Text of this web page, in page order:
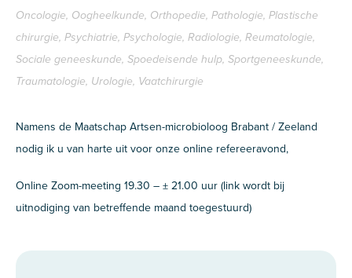
Oncologie, Oogheelkunde, Orthopedie, Pathologie, Plastische
chirurgie, Psychiatrie, Psychologie, Radiologie, Reumatologie,
Sociale geneeskunde, Spoedeisende hulp, Sportgeneeskunde,
Traumatologie, Urologie, Vaatchirurgie
Namens de Maatschap Artsen-microbioloog Brabant / Zeeland
nodig ik u van harte uit voor onze online refereeravond,
Online Zoom-meeting 19.30 – ± 21.00 uur (link wordt bij
uitnodiging van betreffende maand toegestuurd)